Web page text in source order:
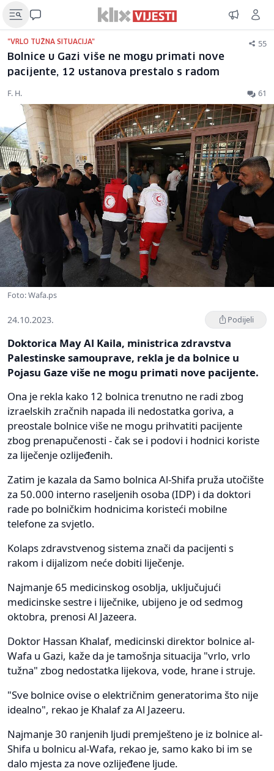
"VRLO TUŽNA SITUACIJA" 55
Bolnice u Gazi više ne mogu primati nove
pacijente, 12 ustanova prestalo s radom
F. H. 61
Foto: Wafa.ps
24.10.2023. Podijeli
Doktorica May Al Kaila, ministrica zdravstva
Palestinske samouprave, rekla je da bolnice u
Pojasu Gaze više ne mogu primati nove pacijente.
Ona je rekla kako 12 bolnica trenutno ne radi zbog
izraelskih zračnih napada ili nedostatka goriva, a
preostale bolnice više ne mogu prihvatiti pacijente
zbog prenapučenosti - čak se i podovi i hodnici koriste
za liječenje ozlijeđenih.
Zatim je kazala da Samo bolnica Al-Shifa pruža utočište
za 50.000 interno raseljenih osoba (IDP) i da doktori
rade po bolničkim hodnicima koristeći mobilne
telefone za svjetlo.
Kolaps zdravstvenog sistema znači da pacijenti s
rakom i dijalizom neće dobiti liječenje.
Najmanje 65 medicinskog osoblja, uključujući
medicinske sestre i liječnike, ubijeno je od sedmog
oktobra, prenosi Al Jazeera.
Doktor Hassan Khalaf, medicinski direktor bolnice al-
Wafa u Gazi, kaže da je tamošnja situacija "vrlo, vrlo
tužna" zbog nedostatka lijekova, vode, hrane i struje.
"Sve bolnice ovise o električnim generatorima što nije
idealno", rekao je Khalaf za Al Jazeeru.
Najmanje 30 ranjenih ljudi premješteno je iz bolnice al-
Shifa u bolnicu al-Wafa, rekao je, samo kako bi im se
dalo mjesta za nove ozlijeđene ljude.